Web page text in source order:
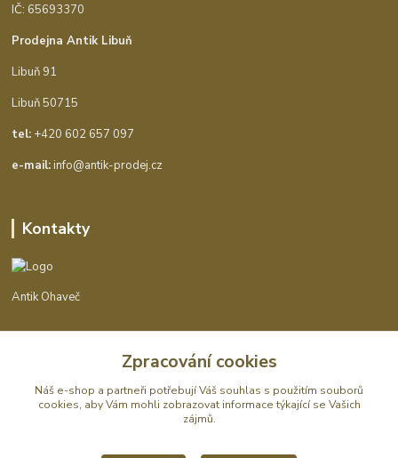
IČ: 65693370
Prodejna Antik Libuň
Libuň 91
Libuň 50715
tel: +420 602 657 097
e-mail:info@antik-prodej.cz
Kontakty
Antik Ohaveč
info@antik-prodej.cz
Zpracování cookies
Náš e-shop a partneři potřebují Váš souhlas s použitím souborů
cookies, aby Vám mohli zobrazovat informace týkající se Vašich
zájmů.